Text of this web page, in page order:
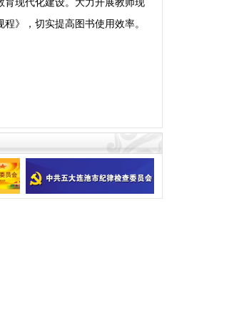
育现代化建设。大力开展教师现
》，切实提高图书使用效率。